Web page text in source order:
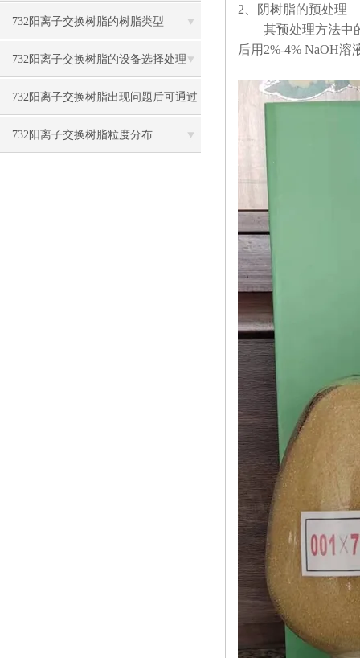
项
732阳离子交换树脂的树脂类型
732阳离子交换树脂的设备选择处理
732阳离子交换树脂出现问题后可通过
这些方法解决
732阳离子交换树脂粒度分布
2、阴树脂的预处理
其预处理方法中的
后用2%-4% NaOH